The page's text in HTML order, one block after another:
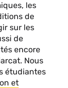
les
de
sur les
de
encore
Nous
étudiantes
et